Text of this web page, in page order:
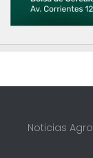
Noticias